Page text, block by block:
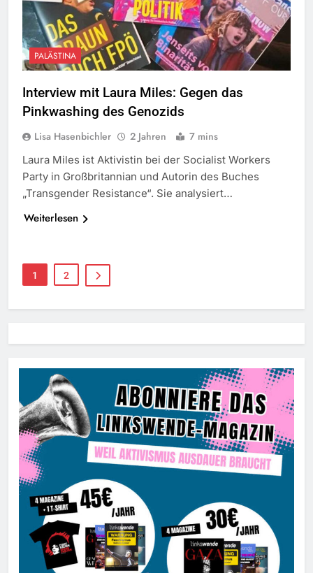
PALÄSTINA
Interview mit Laura Miles: Gegen das
Pinkwashing des Genozids
Lisa Hasenbichler 2 Jahren 7 mins
Laura Miles ist Aktivistin bei der Socialist Workers
Party in Großbritannian und Autorin des Buches
„Transgender Resistance“. Sie analysiert…
Weiterlesen
1 2